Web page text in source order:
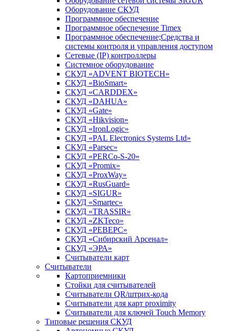
Оборудование СКУД
Программное обеспечение
Программное обеспечение Timex
Программное обеспечение;Средства и
системы контроля и управления доступом
Сетевые (IP) контроллеры
Системное оборудование
СКУД «ADVENT BIOTECH»
СКУД «BioSmart»
СКУД «CARDDEX»
СКУД «DAHUA»
СКУД «Gate»
СКУД «Hikvision»
СКУД «IronLogic»
СКУД «PAL Electronics Systems Ltd»
СКУД «Parsec»
СКУД «PERCo-S-20»
СКУД «Promix»
СКУД «ProxWay»
СКУД «RusGuard»
СКУД «SIGUR»
СКУД «Smartec»
СКУД «TRASSIR»
СКУД «ZKTeco»
СКУД «РЕВЕРС»
СКУД «Сибирский Арсенал»
СКУД «ЭРА»
Считыватели карт
Считыватели
Картоприемники
Стойки для считывателей
Считыватели QR/штрих-кода
Считыватели для карт proximity
Считыватели для ключей Touch Memory
Типовые решения СКУД